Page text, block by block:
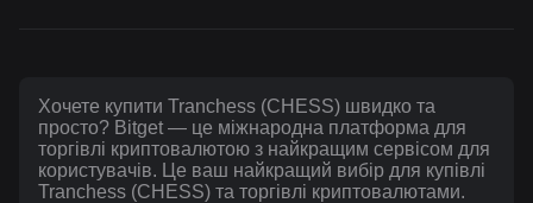
Хочете купити Tranchess (CHESS) швидко та
просто? Bitget — це міжнародна платформа для
торгівлі криптовалютою з найкращим сервісом для
користувачів. Це ваш найкращий вибір для купівлі
Tranchess (CHESS) та торгівлі криптовалютами.